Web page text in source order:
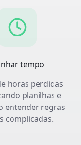
tempo
horas perdidas
planilhas e
entender regras
complicadas.